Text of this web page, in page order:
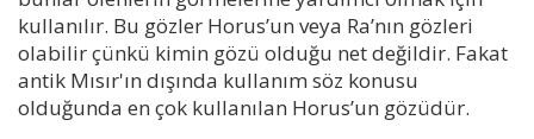
kullanılır. Bu gözler Horus’un veya Ra’nın gözleri
olabilir çünkü kimin gözü olduğu net değildir. Fakat
antik Mısır'ın dışında kullanım söz konusu
olduğunda en çok kullanılan Horus’un gözüdür.